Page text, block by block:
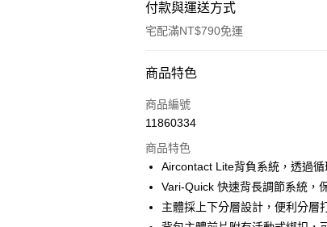
付款與運送方式
宅配滿NT$790免運
付款方式
信用卡一次付款
3 期 0 利率 每期 NT$2,766
合作金庫商業銀行
華南商業銀行
6 期 0 利率 每期NT$1,383
合作金庫商業銀行
華南商業銀行
LINE Pay
商品特色
商品編號
11860334
商品特色
Aircontact Lite背負系統，透過
Vari-Quick 快速背長調節系統，
主體採上下分層設計，便利分層